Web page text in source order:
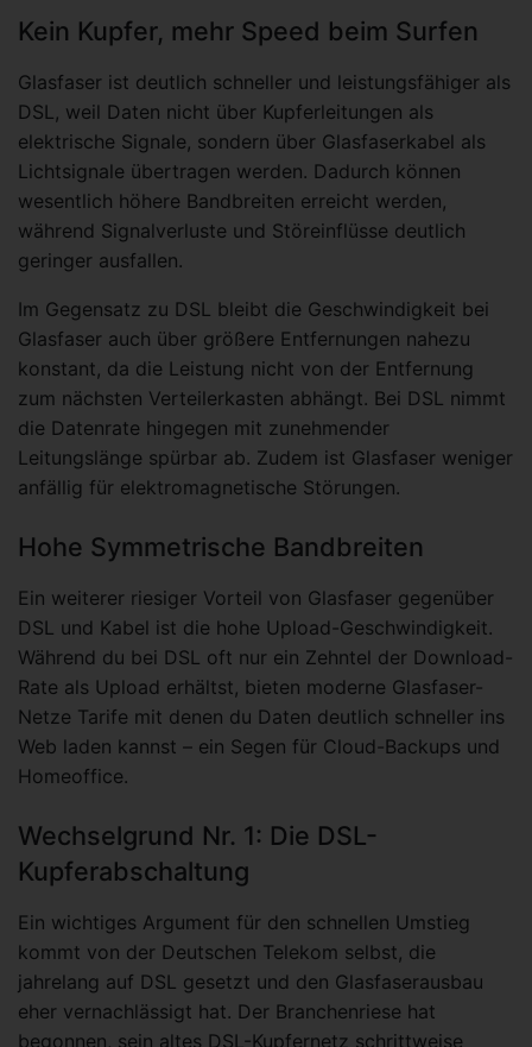
Kein Kupfer, mehr Speed beim Surfen
Glasfaser ist deutlich schneller und leistungsfähiger als
DSL, weil Daten nicht über Kupferleitungen als
elektrische Signale, sondern über Glasfaserkabel als
Lichtsignale übertragen werden. Dadurch können
wesentlich höhere Bandbreiten erreicht werden,
während Signalverluste und Störeinflüsse deutlich
geringer ausfallen.
Im Gegensatz zu DSL bleibt die Geschwindigkeit bei
Glasfaser auch über größere Entfernungen nahezu
konstant, da die Leistung nicht von der Entfernung
zum nächsten Verteilerkasten abhängt. Bei DSL nimmt
die Datenrate hingegen mit zunehmender
Leitungslänge spürbar ab. Zudem ist Glasfaser weniger
anfällig für elektromagnetische Störungen.
Hohe Symmetrische Bandbreiten
Ein weiterer riesiger Vorteil von Glasfaser gegenüber
DSL und Kabel ist die hohe Upload-Geschwindigkeit.
Während du bei DSL oft nur ein Zehntel der Download-
Rate als Upload erhältst, bieten moderne Glasfaser-
Netze Tarife mit denen du Daten deutlich schneller ins
Web laden kannst – ein Segen für Cloud-Backups und
Homeoffice.
Wechselgrund Nr. 1: Die DSL-
Kupferabschaltung
Ein wichtiges Argument für den schnellen Umstieg
kommt von der Deutschen Telekom selbst, die
jahrelang auf DSL gesetzt und den Glasfaserausbau
eher vernachlässigt hat. Der Branchenriese hat
begonnen, sein altes DSL-Kupfernetz schrittweise